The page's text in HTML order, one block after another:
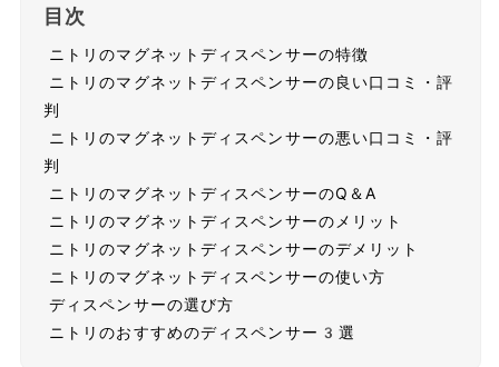
目次
ニトリのマグネットディスペンサーの特徴
ニトリのマグネットディスペンサーの良い口コミ・評
判
ニトリのマグネットディスペンサーの悪い口コミ・評
判
ニトリのマグネットディスペンサーのQ＆A
ニトリのマグネットディスペンサーのメリット
ニトリのマグネットディスペンサーのデメリット
ニトリのマグネットディスペンサーの使い方
ディスペンサーの選び方
ニトリのおすすめのディスペンサー3選